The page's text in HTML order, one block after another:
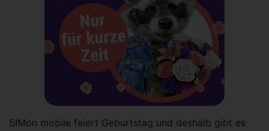
SIMon mobile feiert Geburtstag und deshalb gibt es